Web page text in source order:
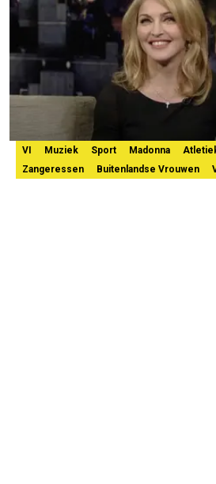
VI Muziek Sport Madonna
Zangeressen
Buitenlandse Vrouwen